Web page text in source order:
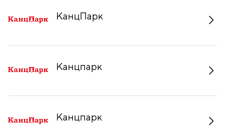
КанцПарк
Канцпарк
Канцпарк